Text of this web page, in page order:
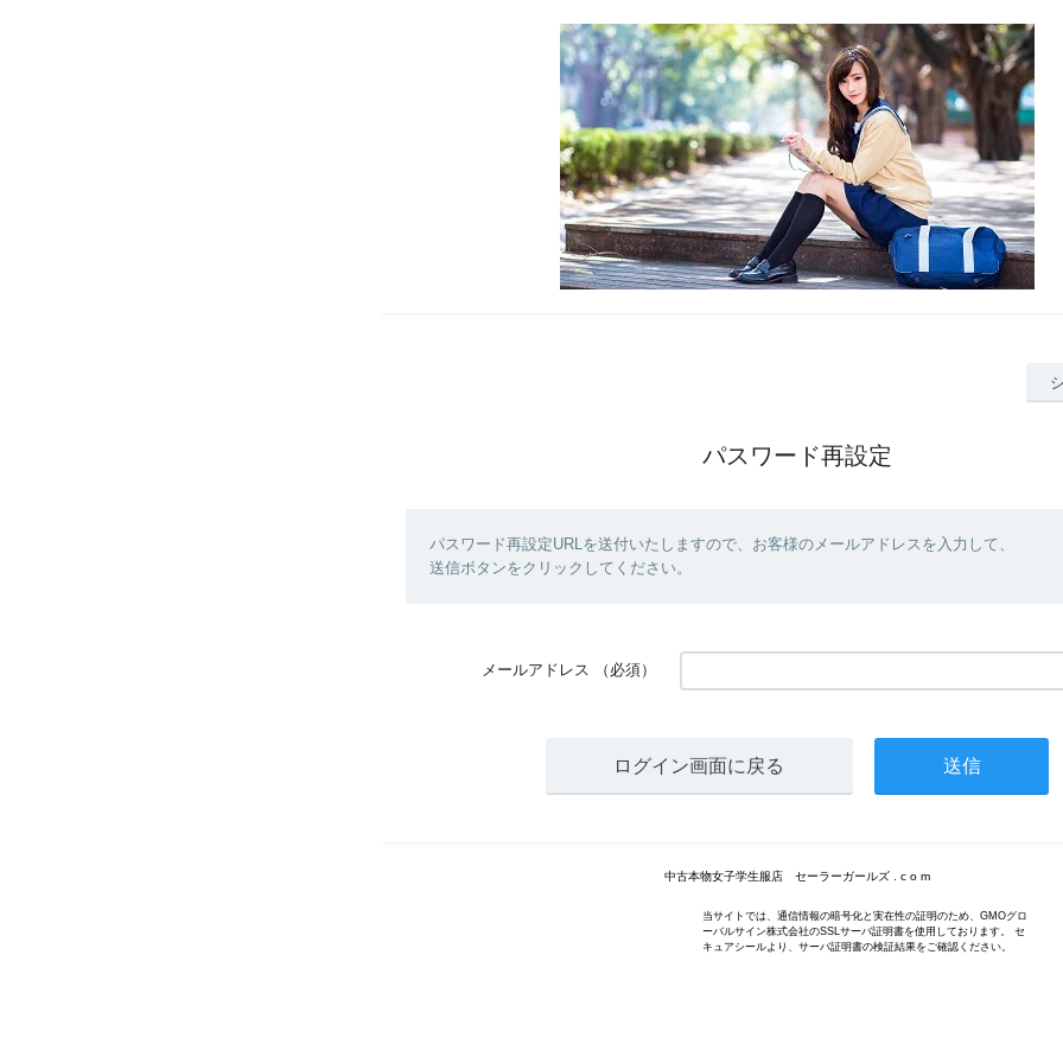
パスワード再設定
パスワード再設定URLを送付いたしますので、お客様のメールアドレスを入力して、
送信ボタンをクリックしてください。
メールアドレス （必須）
ログイン画面に戻る
中古本物女子学生服店 セーラーガールズ . c o m
当サイトでは、通信情報の暗号化と実在性の証明のため、GMOグロ
ーバルサイン株式会社のSSLサーバ証明書を使用しております。 セ
キュアシールより、サーバ証明書の検証結果をご確認ください。